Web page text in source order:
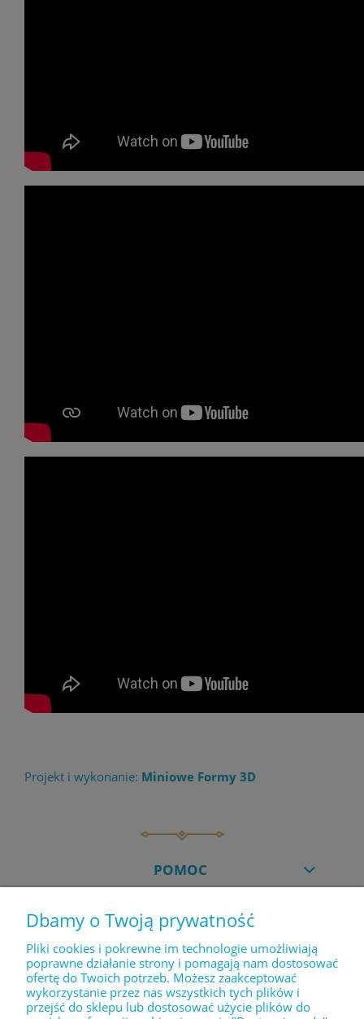
Projekt i wykonanie: Miniowe Formy 3D
POMOC
MOJE KONTO
PŁATNOŚCI I DOSTAWA
Dbamy o Twoją prywatność
Pliki cookies i pokrewne im technologie umożliwiają
poprawne działanie strony i pomagają nam dostosować
ofertę do Twoich potrzeb. Możesz zaakceptować
wykorzystanie przez nas wszystkich tych plików i
przejść do sklepu lub dostosować użycie plików do